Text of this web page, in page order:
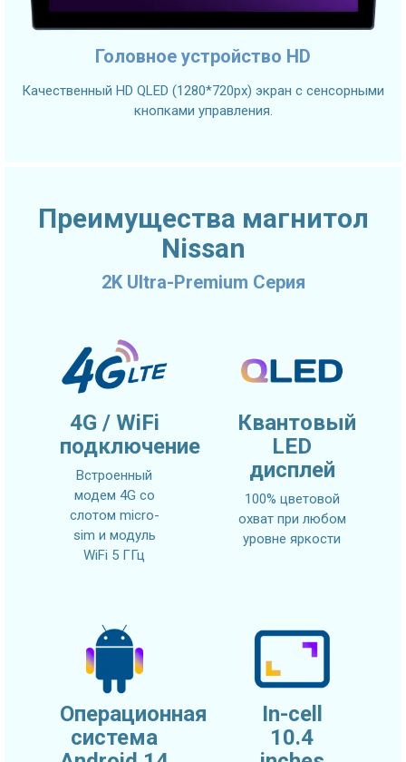
Головное устройство HD
Качественный HD QLED (1280*720px) экран с сенсорными
кнопками управления.
Преимущества магнитол
Nissan
2K Ultra-Premium Серия
4G / WiFi
подключение
Встроенный
модем 4G со
слотом micro-
sim и модуль
WiFi 5 ГГц
Квантовый
LED
дисплей
100% цветовой
охват при любом
уровне яркости
Операционная
система
In-cell
10.4